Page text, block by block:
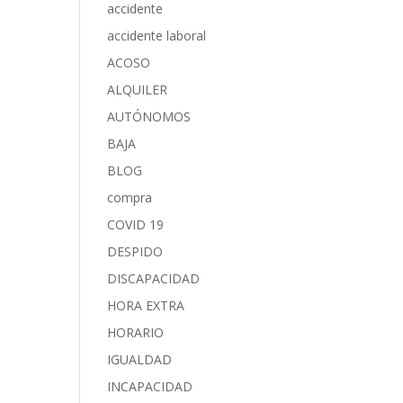
accidente
accidente laboral
ACOSO
ALQUILER
AUTÓNOMOS
BAJA
BLOG
compra
COVID 19
DESPIDO
DISCAPACIDAD
HORA EXTRA
HORARIO
IGUALDAD
INCAPACIDAD